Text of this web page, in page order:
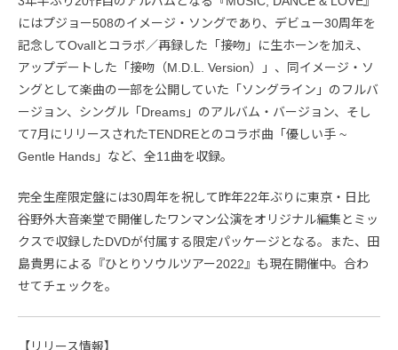
にはプジョー508のイメージ・ソングであり、デビュー30周年を
記念してOvallとコラボ／再録した「接吻」に生ホーンを加え、
アップデートした「接吻（M.D.L. Version）」、同イメージ・ソ
ングとして楽曲の一部を公開していた「ソングライン」のフルバ
ージョン、シングル「Dreams」のアルバム・バージョン、そし
て7月にリリースされたTENDREとのコラボ曲「優しい手 ~
Gentle Hands」など、全11曲を収録。
完全生産限定盤には30周年を祝して昨年22年ぶりに東京・日比
谷野外大音楽堂で開催したワンマン公演をオリジナル編集とミッ
クスで収録したDVDが付属する限定パッケージとなる。また、田
島貴男による『ひとりソウルツアー2022』も現在開催中。合わ
せてチェックを。
【リリース情報】